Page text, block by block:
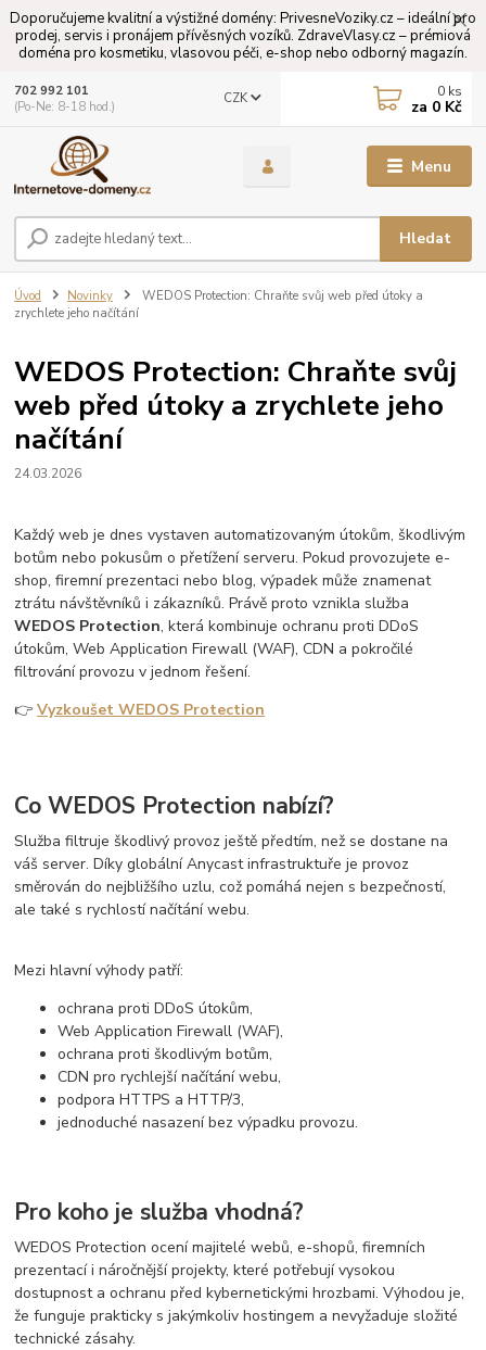
Doporučujeme kvalitní a výstižné domény: PrivesneVoziky.cz – ideální pro
prodej, servis i pronájem přívěsných vozíků. ZdraveVlasy.cz – prémiová
doména pro kosmetiku, vlasovou péči, e-shop nebo odborný magazín.
Menu
CZK
Hledat
702 992 101
(Po-Ne: 8-18 hod.)
0 ks
za 0 Kč
Úvod Novinky
WEDOS Protection: Chraňte svůj web před útoky a
zrychlete jeho načítání
WEDOS Protection: Chraňte svůj
web před útoky a zrychlete jeho
načítání
24.03.2026
Každý web je dnes vystaven automatizovaným útokům, škodlivým
botům nebo pokusům o přetížení serveru. Pokud provozujete e-
shop, firemní prezentaci nebo blog, výpadek může znamenat
ztrátu návštěvníků i zákazníků. Právě proto vznikla služba
WEDOS Protection, která kombinuje ochranu proti DDoS
útokům, Web Application Firewall (WAF), CDN a pokročilé
filtrování provozu v jednom řešení.
👉Vyzkoušet WEDOS Protection
Co WEDOS Protection nabízí?
Služba filtruje škodlivý provoz ještě předtím, než se dostane na
váš server. Díky globální Anycast infrastruktuře je provoz
směrován do nejbližšího uzlu, což pomáhá nejen s bezpečností,
ale také s rychlostí načítání webu.
Mezi hlavní výhody patří:
ochrana proti DDoS útokům,
Web Application Firewall (WAF),
ochrana proti škodlivým botům,
CDN pro rychlejší načítání webu,
podpora HTTPS a HTTP/3,
jednoduché nasazení bez výpadku provozu.
Pro koho je služba vhodná?
WEDOS Protection ocení majitelé webů, e-shopů, firemních
prezentací i náročnější projekty, které potřebují vysokou
dostupnost a ochranu před kybernetickými hrozbami. Výhodou je,
že funguje prakticky s jakýmkoliv hostingem a nevyžaduje složité
technické zásahy.